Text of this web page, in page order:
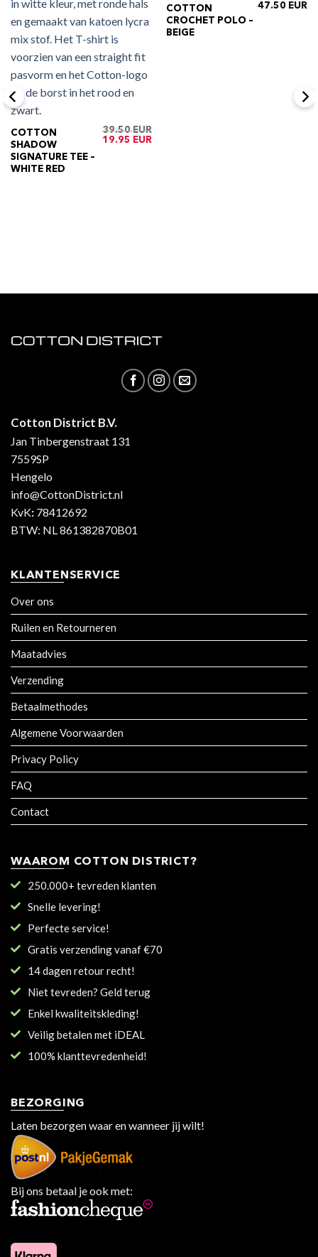
COTTON
SHADOW
SIGNATURE TEE –
WHITE RED
39.50
Oorspronkelijke
19.95
COTTON
CROCHET POLO –
BEIGE
47.50
Cotton District B.V.
Jan Tinbergenstraat 131
7559SP
Hengelo
info@CottonDistrict.nl
KvK: 78412692
BTW: NL 861382870B01
KLANTENSERVICE
Over ons
Ruilen en Retourneren
Maatadvies
Verzending
Betaalmethodes
Algemene Voorwaarden
Privacy Policy
FAQ
Contact
WAAROM COTTON DISTRICT?
250.000+ tevreden klanten
Snelle levering!
Perfecte service!
Gratis verzending vanaf €70
14 dagen retour recht!
Niet tevreden? Geld terug
Enkel kwaliteitskleding!
Veilig betalen met iDEAL
100% klanttevredenheid!
BEZORGING
Laten bezorgen waar en wanneer jij wilt!
Bij ons betaal je ook met: